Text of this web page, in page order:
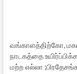
வங்காளத்திற்கோ,
நாடகத்தை
மற்ற எல்லா